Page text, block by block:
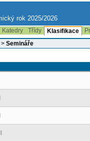
rok 2025/2026
Katedry Třídy Klasifikace
> Semináře